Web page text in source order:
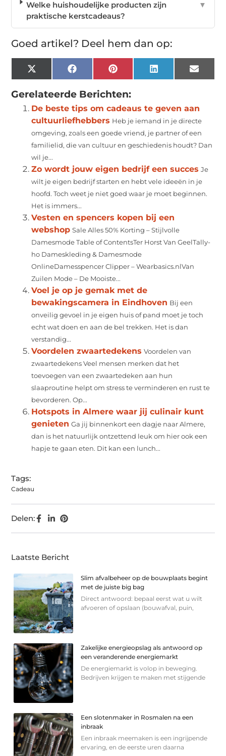
Welke huishoudelijke producten zijn
praktische kerstcadeaus?
▼
Goed artikel? Deel hem dan op:
X
(Twitter)
Facebook Pinterest LinkedIn Email
Gerelateerde Berichten:
De beste tips om cadeaus te geven aan
cultuurliefhebbers Heb je iemand in je directe
omgeving, zoals een goede vriend, je partner of een
familielid, die van cultuur en geschiedenis houdt? Dan
wil je...
Zo wordt jouw eigen bedrijf een succes Je
wilt je eigen bedrijf starten en hebt vele ideeën in je
hoofd. Toch weet je niet goed waar je moet beginnen.
Het is immers...
Vesten en spencers kopen bij een
webshop Sale Alles 50% Korting – Stijlvolle
Damesmode Table of ContentsTer Horst Van GeelTally-
ho Dameskleding & Damesmode
OnlineDamesspencer Clipper – Wearbasics.nlVan
Zuilen Mode – De Mooiste...
Voel je op je gemak met de
bewakingscamera in Eindhoven Bij een
onveilig gevoel in je eigen huis of pand moet je toch
echt wat doen en aan de bel trekken. Het is dan
verstandig...
Voordelen zwaartedekens Voordelen van
zwaartedekens Veel mensen merken dat het
toevoegen van een zwaartedeken aan hun
slaaproutine helpt om stress te verminderen en rust te
bevorderen. Op...
Hotspots in Almere waar jij culinair kunt
genieten Ga jij binnenkort een dagje naar Almere,
dan is het natuurlijk ontzettend leuk om hier ook een
hapje te gaan eten. Dit kan een lunch...
Tags:
Cadeau
Delen:
Laatste Bericht
Slim afvalbeheer op de bouwplaats begint
met de juiste big bag
Direct antwoord: bepaal eerst wat u wilt
afvoeren of opslaan (bouwafval, puin,
Zakelijke energieopslag als antwoord op
een veranderende energiemarkt
De energiemarkt is volop in beweging.
Bedrijven krijgen te maken met stijgende
Een slotenmaker in Rosmalen na een
inbraak
Een inbraak meemaken is een ingrijpende
ervaring, en de eerste uren daarna